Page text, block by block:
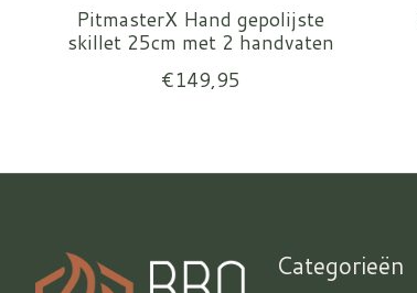
PitmasterX Hand gepolijste
skillet 25cm met 2 handvaten
€149,95
Categorieën